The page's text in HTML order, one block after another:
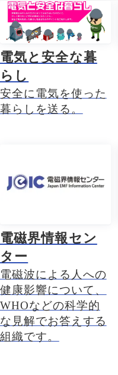
電気と安全な暮
らし
安全に電気を使った
暮らしを送る。
電磁界情報セン
ター
電磁波による人への
健康影響について、
WHOなどの科学的
な見解でお答えする
組織です。